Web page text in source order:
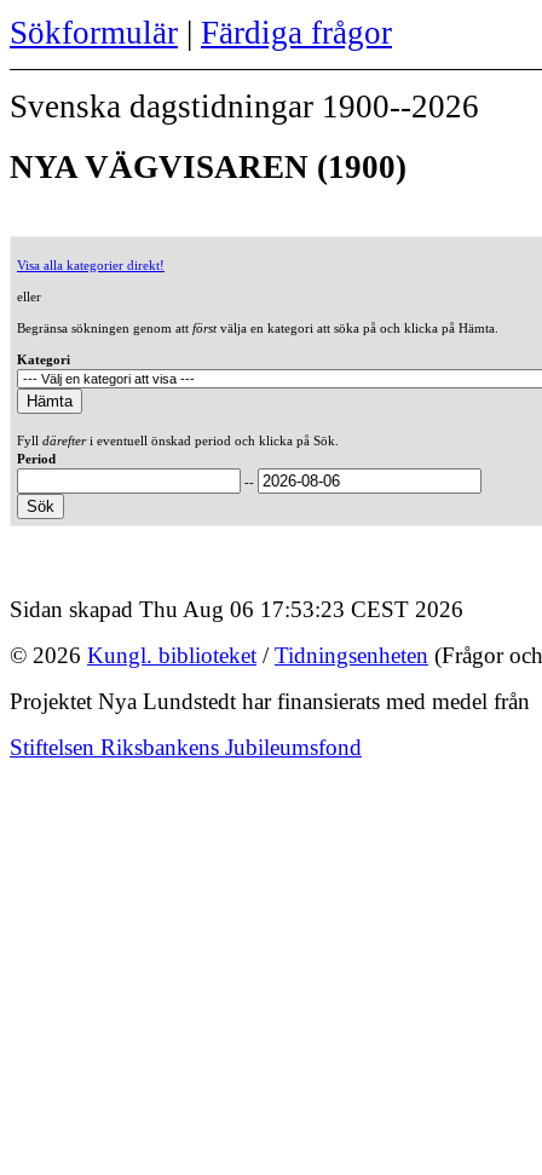
Sökformulär | Färdiga frågor
Svenska dagstidningar 1900--2026
NYA VÄGVISAREN (1900)
Visa alla kategorier direkt!
eller
Begränsa sökningen genom att förstvälja en kategori att söka på och klicka på Hämta.
Kategori
Fyll därefteri eventuell önskad period och klicka på Sök.
Period
--
Sidan skapad Thu Aug 06 17:53:23 CEST 2026
© 2026 Kungl. biblioteket /Tidningsenheten (Frågor
Projektet Nya Lundstedt har finansierats med medel från
Stiftelsen Riksbankens Jubileumsfond